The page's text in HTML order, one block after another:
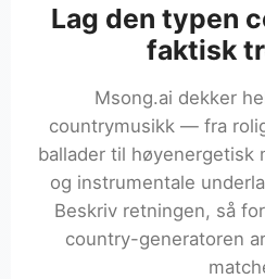
Lag den typen
faktisk
Msong.ai dekker
countrymusikk — fra
ballader til høyenergetisk
og instrumentale
Beskriv retningen, så
country-generatoren